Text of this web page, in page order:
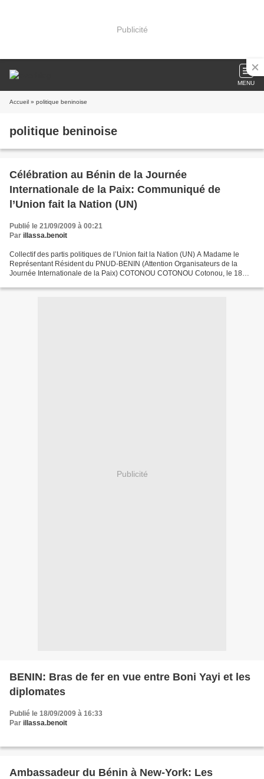
Publicité
MENU
Accueil » politique beninoise
politique beninoise
Célébration au Bénin de la Journée
Internationale de la Paix: Communiqué de
l’Union fait la Nation (UN)
Publié le 21/09/2009 à 00:21
Par illassa.benoit
Collectif des partis politiques de l’Union fait la Nation (UN) A Madame le
Représentant Résident du PNUD-BENIN (Attention Organisateurs de la
Journée Internationale de la Paix) COTONOU COTONOU Cotonou, le 18
Publicité
BENIN: Bras de fer en vue entre Boni Yayi et les
diplomates
Publié le 18/09/2009 à 16:33
Par illassa.benoit
Ambassadeur du Bénin à New-York: Les